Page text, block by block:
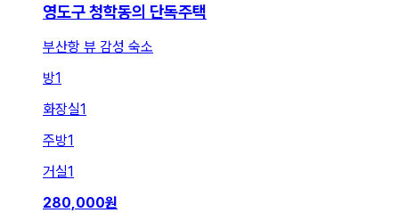
영도구 청학동의 단독주택
부산항 뷰 감성 숙소
방1
화장실1
주방1
거실1
280,000원